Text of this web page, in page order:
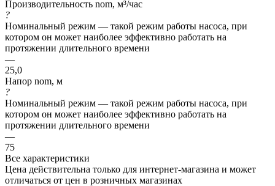
Производительность nom, м³/час
?
Номинальный режим — такой режим работы насоса, при
котором он может наиболее эффективно работать на
протяжении длительного времени
—
25,0
Напор nom, м
?
Номинальный режим — такой режим работы насоса, при
котором он может наиболее эффективно работать на
протяжении длительного времени
—
75
Все характеристики
Цена действительна только для интернет-магазина и может
отличаться от цен в розничных магазинах